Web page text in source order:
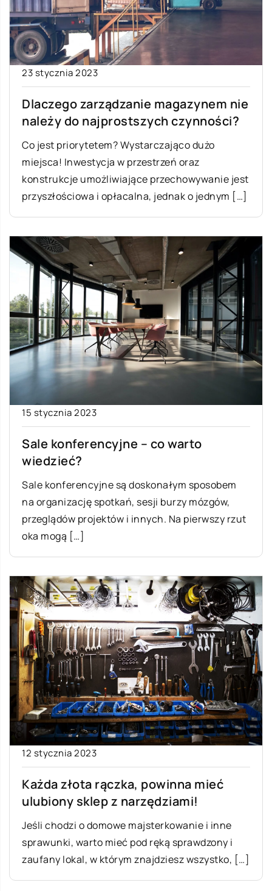
23 stycznia 2023
Dlaczego zarządzanie magazynem nie
należy do najprostszych czynności?
Co jest priorytetem? Wystarczająco dużo
miejsca! Inwestycja w przestrzeń oraz
konstrukcje umożliwiające przechowywanie jest
przyszłościowa i opłacalna, jednak o jednym […]
15 stycznia 2023
Sale konferencyjne – co warto
wiedzieć?
Sale konferencyjne są doskonałym sposobem
na organizację spotkań, sesji burzy mózgów,
przeglądów projektów i innych. Na pierwszy rzut
oka mogą […]
12 stycznia 2023
Każda złota rączka, powinna mieć
ulubiony sklep z narzędziami!
Jeśli chodzi o domowe majsterkowanie i inne
sprawunki, warto mieć pod ręką sprawdzony i
zaufany lokal, w którym znajdziesz wszystko, […]